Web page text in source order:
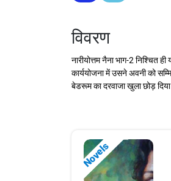
विवरण
नारीयोत्तम नैना भाग-2
कार्ययोजना में उसने अवनी को
बेडरूम का दरवाजा खुला छोड़
Novels